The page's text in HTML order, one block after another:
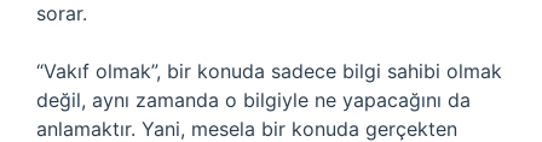
sorar.
“Vakıf olmak”, bir konuda sadece bilgi sahibi olmak
değil, aynı zamanda o bilgiyle ne yapacağını da
anlamaktır. Yani, mesela bir konuda gerçekten